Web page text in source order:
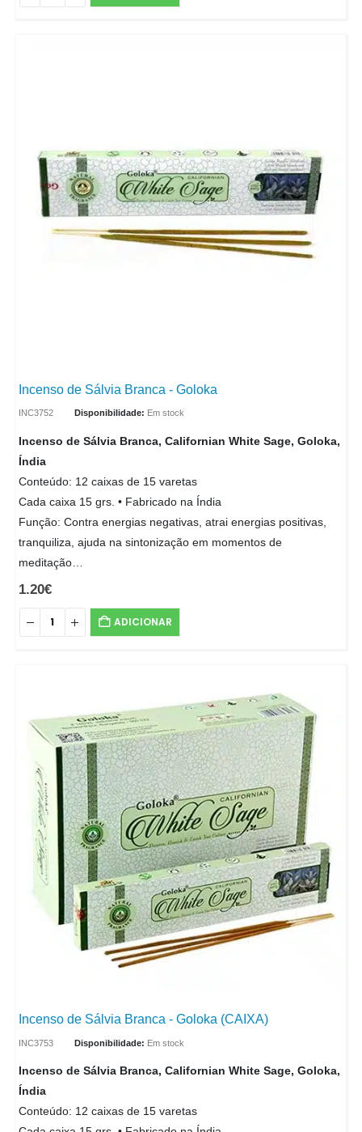
Incenso de Sálvia Branca - Goloka
INC3752 Disponibilidade: Em stock
Incenso de Sálvia Branca, Californian White Sage, Goloka,
Índia
Conteúdo: 12 caixas de 15 varetas
Cada caixa 15 grs. • Fabricado na Índia
Função: Contra energias negativas, atrai energias positivas,
tranquiliza, ajuda na sintonização em momentos de
meditação…
1.20€
ADICIONAR
Incenso de Sálvia Branca - Goloka (CAIXA)
INC3753 Disponibilidade: Em stock
Incenso de Sálvia Branca, Californian White Sage, Goloka,
Índia
Conteúdo: 12 caixas de 15 varetas